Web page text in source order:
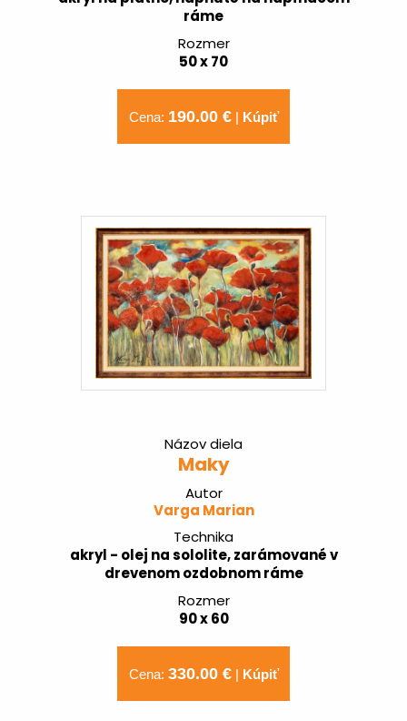
ráme
Rozmer
50 x 70
Cena: 190.00 €| Kúpiť
Názov diela
Maky
Autor
Varga Marian
Technika
akryl - olej na sololite, zarámované v
drevenom ozdobnom ráme
Rozmer
90 x 60
Cena: 330.00 €| Kúpiť